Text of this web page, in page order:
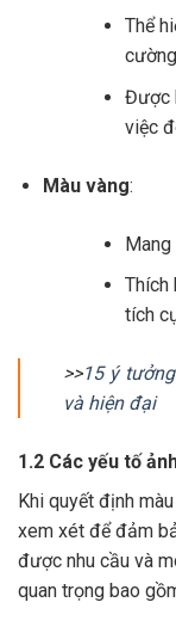
Thể
Được
việc
Màu vàng:
Thích
tích
>>15 ý
và hiện đại
1.2 Các yếu tố
Khi quyết định
xem xét để đảm
được nhu cầu và
quan trọng bao